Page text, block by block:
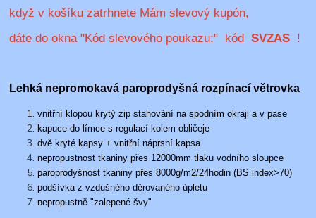
když v košíku zatrhnete Mám slevový kupón,
dáte do okna "Kód slevového poukazu:" kódSVZAS !
Lehká nepromokavá paroprodyšná rozpínací větrovka
vnitřní klopou krytý zip stahování na spodním okraji a v pase
kapuce do límce s regulací kolem obličeje
dvě kryté kapsy + vnitřní náprsní kapsa
nepropustnost tkaniny přes 12000mm tlaku vodního sloupce
paroprodyšnost tkaniny přes 8000g/m2/24hodin (BS index>70)
podšívka z vzdušného děrovaného úpletu
nepropustně "zalepené švy"